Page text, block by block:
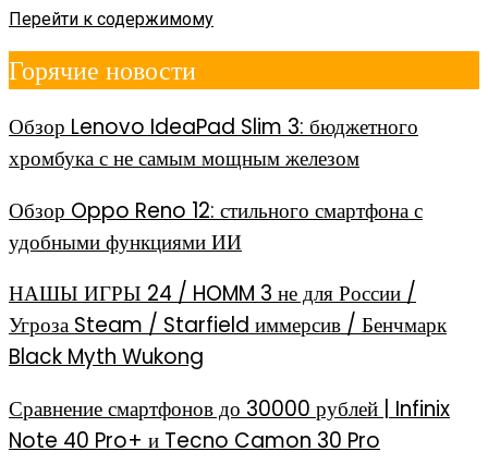
Перейти к содержимому
Горячие новости
Обзор Lenovo IdeaPad Slim 3: бюджетного
хромбука с не самым мощным железом
Обзор Oppo Reno 12: стильного смартфона с
удобными функциями ИИ
НАШЫ ИГРЫ 24 / HOMM 3 не для России /
Угроза Steam / Starfield иммерсив / Бенчмарк
Black Myth Wukong
Сравнение смартфонов до 30000 рублей | Infinix
Note 40 Pro+ и Tecno Camon 30 Pro